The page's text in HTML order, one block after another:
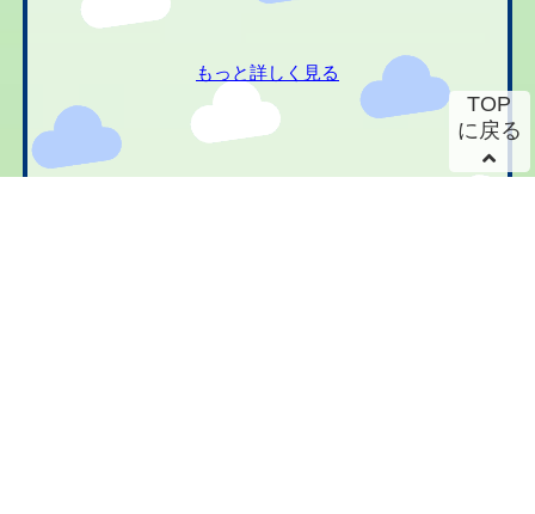
もっと詳しく見る
TOP
に戻る